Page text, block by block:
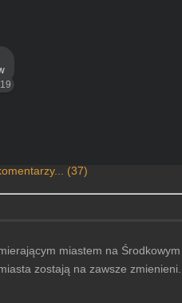
19
(37)
miastem na
zostają na zawsze